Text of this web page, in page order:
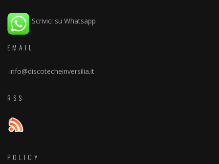
Scrivici su Whatsapp
EMAIL
info@discotecheinversilia.it
RSS
POLICY